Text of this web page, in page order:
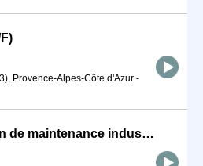
Provence-Alpes-Côte d'Azur -
Ingénieur mécanicien de maintenance industriel / Itinérance (H/F)